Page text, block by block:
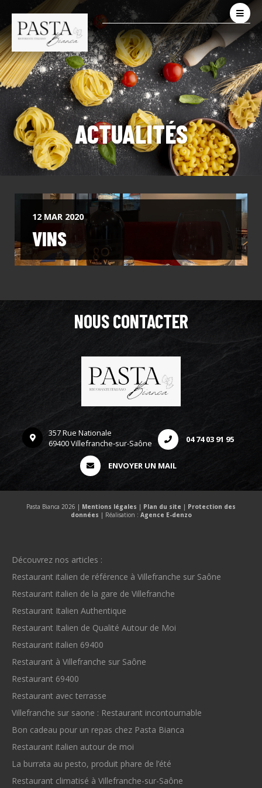
ACTUALITÉS
12 MAR 2020
VINS
NOUS CONTACTER
357 Rue Nationale
69400 Villefranche-sur-Saône
04 74 03 91 95
ENVOYER UN MAIL
Pasta Bianca 2026 | Mentions légales | Plan du site | Protection des
données | Réalisation : Agence E-denzo
Découvrez nos articles :
Restaurant italien de référence à Villefranche sur Saône
Restaurant italien de la gare de Villefranche
Restaurant Italien Authentique
Restaurant Italien de Qualité Autour de Moi
Restaurant italien 69400
Restaurant à Villefranche sur Saône
Restaurant 69400
Restaurant avec terrasse
Villefranche sur saone : Restaurant incontournable
Bon cadeau pour un repas chez Pasta Bianca
Restaurant italien autour de moi
La burrata au pesto, produit phare de l’été
Restaurant climatisé à Villefranche-sur-Saône